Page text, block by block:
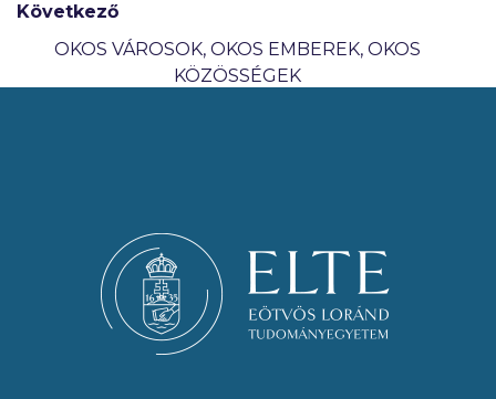
Következő
OKOS VÁROSOK, OKOS EMBEREK, OKOS
KÖZÖSSÉGEK